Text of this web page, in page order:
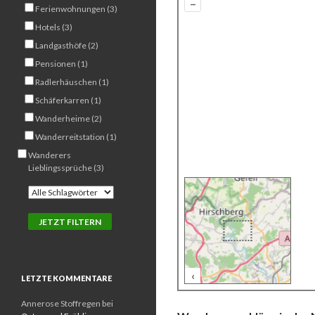
–
500 m
‹
Ferienwohnungen (3)
Hotels (3)
Landgasthöfe (2)
Pensionen (1)
Radlerhäuschen (1)
Schäferkarren (1)
Wanderheime (2)
Wanderreitstation (1)
Wanderers
Lieblingssprüche (3)
LETZTE KOMMENTARE
Annerose Stoffregen bei